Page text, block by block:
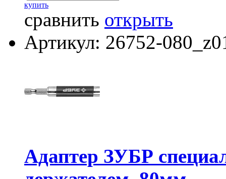
купить
сравнить открыть
Артикул: 26752-
Адаптер ЗУБР